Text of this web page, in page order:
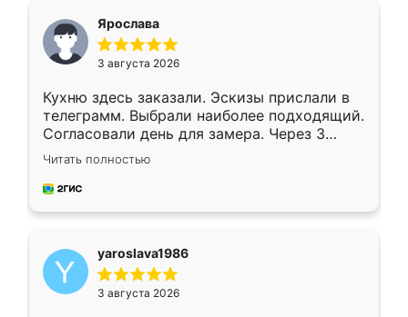
Ярослава
3 августа 2026
Кухню здесь заказали. Эскизы прислали в
телеграмм. Выбрали наиболее подходящий.
Согласовали день для замера. Через 3
недели кухня была уже готова. Остались
довольны работой. Спасибо Ренессанс
мебель за качественную работу!
Читать полностью
yaroslava1986
3 августа 2026